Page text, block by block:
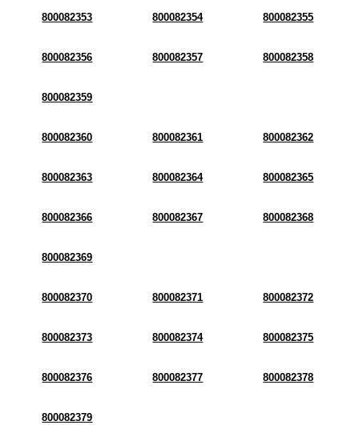
800082353 800082354 800082355
800082356 800082357 800082358
800082359
800082360 800082361 800082362
800082363 800082364 800082365
800082366 800082367 800082368
800082369
800082370 800082371 800082372
800082373 800082374 800082375
800082376 800082377 800082378
800082379